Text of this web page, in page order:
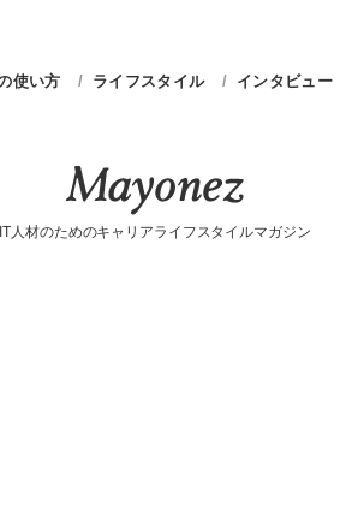
使い方 ライフスタイル インタビュー
IT人材のためのキャリアライフスタイルマガジン